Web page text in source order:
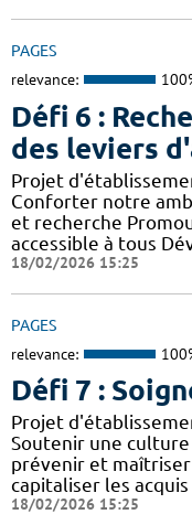
PAGES
relevance:
Défi 6 :
des leviers
Projet
Conforter notre
et recherche
accessible à tous
18/02/2026 15:25
PAGES
relevance:
Défi 7 :
Projet
Soutenir une
prévenir et maîtriser
capitaliser les
18/02/2026 15:25